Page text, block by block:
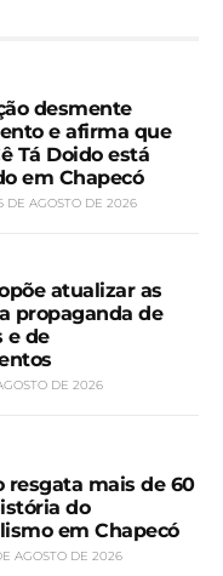
desmente
e afirma que
Tá Doido está
em Chapecó
DE AGOSTO DE 2026
atualizar as
propaganda de
e de
DE 2026
resgata mais de 60
do
em Chapecó
AGOSTO DE 2026